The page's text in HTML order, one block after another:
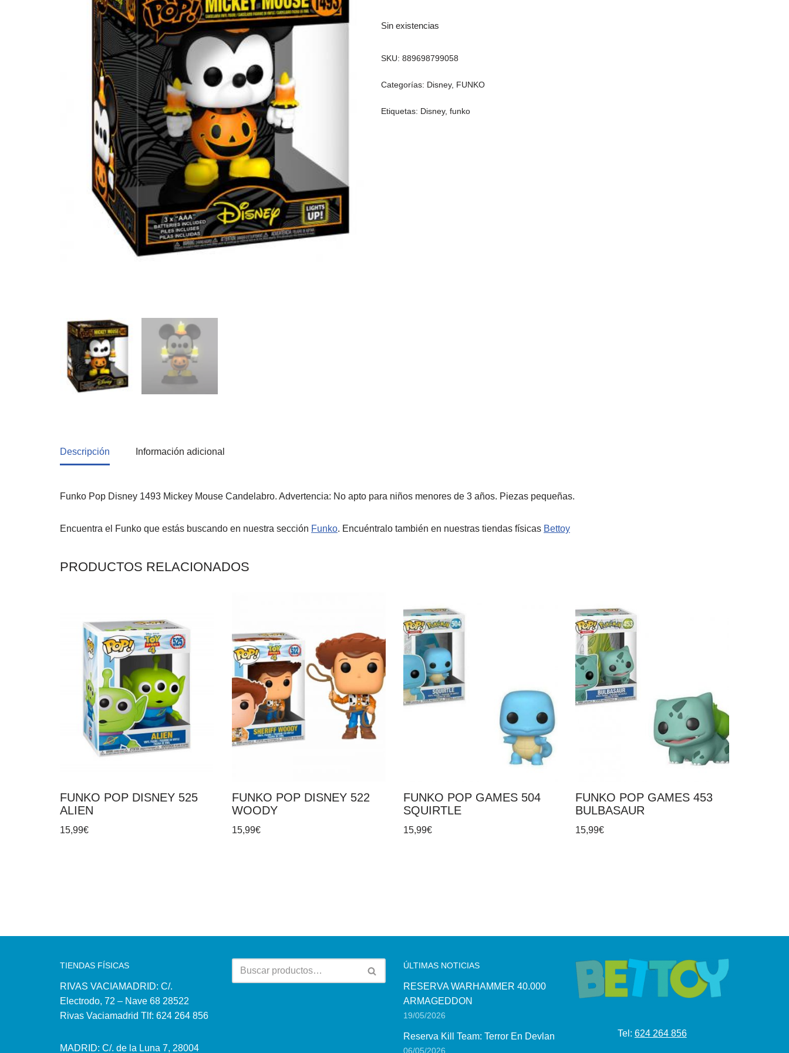
Sin existencias
SKU:889698799058
Categorías: Disney, FUNKO
Etiquetas: Disney,funko
Descripción Información adicional
Funko Pop Disney 1493 Mickey Mouse Candelabro. Advertencia: No apto para niños menores de 3 años. Piezas pequeñas.
Encuentra el Funko que estás buscando en nuestra sección Funko. Encuéntralo también en nuestras tiendas físicas Bettoy
PRODUCTOS RELACIONADOS
FUNKO POP DISNEY 525
ALIEN
15,99€
FUNKO POP DISNEY 522
WOODY
15,99€
FUNKO POP GAMES 504
SQUIRTLE
15,99€
FUNKO POP GAMES 453
BULBASAUR
15,99€
TIENDAS FÍSICAS
RIVAS VACIAMADRID: C/.
Electrodo, 72 – Nave 68 28522
Rivas Vaciamadrid Tlf: 624 264 856
MADRID: C/. de la Luna 7, 28004
ÚLTIMAS NOTICIAS
RESERVA WARHAMMER 40.000
ARMAGEDDON
19/05/2026
Reserva Kill Team: Terror En Devlan
06/05/2026
Tel: 624 264 856